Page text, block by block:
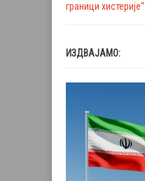
граници хистерије“
ИЗДВАЈАМО: